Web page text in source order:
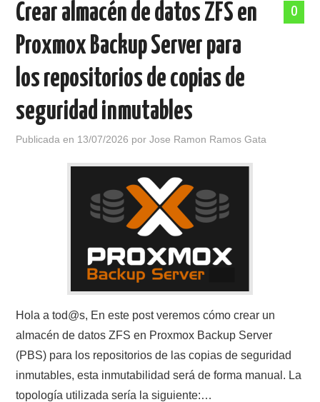
POLÍTICA DE PRIVACIDAD
0
Crear almacén de datos ZFS en
Proxmox Backup Server para
los repositorios de copias de
seguridad inmutables
Publicada en 13/07/2026 porJose Ramon Ramos Gata
Hola a tod@s, En este post veremos cómo crear un
almacén de datos ZFS en Proxmox Backup Server
(PBS) para los repositorios de las copias de seguridad
inmutables, esta inmutabilidad será de forma manual. La
topología utilizada sería la siguiente:…